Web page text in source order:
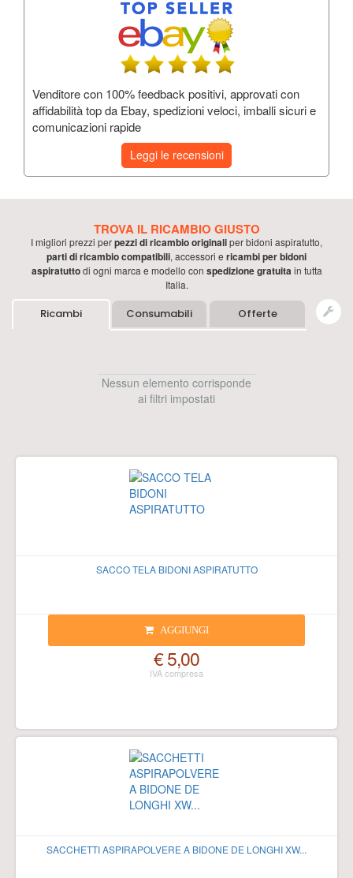
Venditore con 100% feedback positivi, approvati con
affidabilità top da Ebay, spedizioni veloci, imballi sicuri e
comunicazioni rapide
Leggi le recensioni
TROVA IL RICAMBIO GIUSTO
I migliori prezzi perpezzi di ricambio originaliperbidoni aspiratutto,
parti di ricambio compatibili, accessori e ricambi perbidoni
aspiratuttodi ogni marca e modello con spedizione gratuita in tutta
Italia.
Ricambi Consumabili Offerte
Nessun elemento corrisponde
ai filtri impostati
SACCO TELA BIDONI ASPIRATUTTO
AGGIUNGI
€ 5,00
SACCHETTI ASPIRAPOLVERE A BIDONE DE LONGHI XW...